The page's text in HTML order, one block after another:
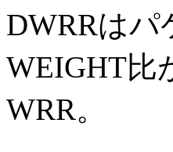
DWRRは
WEIGHT比
WRR。